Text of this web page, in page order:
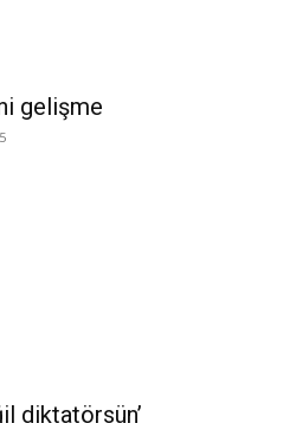
gelişme
diktatörsün’